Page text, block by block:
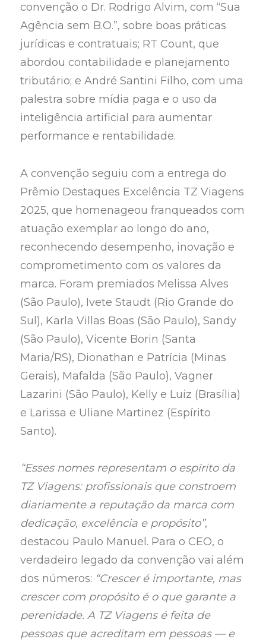
convenção o Dr. Rodrigo Alvim, com “Sua
Agência sem B.O.”, sobre boas práticas
jurídicas e contratuais; RT Count, que
abordou contabilidade e planejamento
tributário; e André Santini Filho, com uma
palestra sobre mídia paga e o uso da
inteligência artificial para aumentar
performance e rentabilidade.
A convenção seguiu com a entrega do
Prêmio Destaques Excelência TZ Viagens
2025, que homenageou franqueados com
atuação exemplar ao longo do ano,
reconhecendo desempenho, inovação e
comprometimento com os valores da
marca. Foram premiados Melissa Alves
(São Paulo), Ivete Staudt (Rio Grande do
Sul), Karla Villas Boas (São Paulo), Sandy
(São Paulo), Vicente Borin (Santa
Maria/RS), Dionathan e Patrícia (Minas
Gerais), Mafalda (São Paulo), Vagner
Lazarini (São Paulo), Kelly e Luiz (Brasília)
e Larissa e Uliane Martinez (Espírito
Santo).
“Esses nomes representam o espírito da
TZ Viagens: profissionais que constroem
diariamente a reputação da marca com
dedicação, excelência e propósito”,
destacou Paulo Manuel. Para o CEO, o
verdadeiro legado da convenção vai além
dos números: “Crescer é importante, mas
crescer com propósito é o que garante a
perenidade. A TZ Viagens é feita de
pessoas que acreditam em pessoas — e